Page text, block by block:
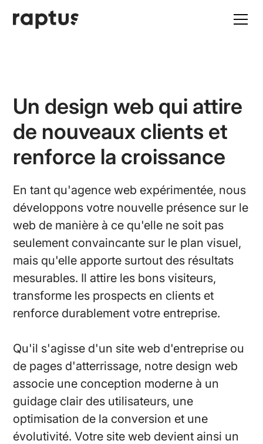
Un design web qui attire
de nouveaux clients et
renforce la croissance
En tant qu'agence web expérimentée, nous
développons votre nouvelle présence sur le
web de manière à ce qu'elle ne soit pas
seulement convaincante sur le plan visuel,
mais qu'elle apporte surtout des résultats
mesurables. Il attire les bons visiteurs,
transforme les prospects en clients et
renforce durablement votre entreprise.
Qu'il s'agisse d'un site web d'entreprise ou
de pages d'atterrissage, notre design web
associe une conception moderne à un
guidage clair des utilisateurs, une
optimisation de la conversion et une
évolutivité. Votre site web devient ainsi un